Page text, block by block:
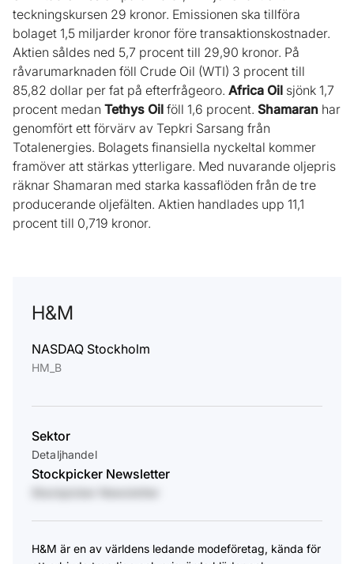
teckningskursen 29 kronor. Emissionen ska tillföra
bolaget 1,5 miljarder kronor före transaktionskostnader.
Aktien såldes ned 5,7 procent till 29,90 kronor. På
råvarumarknaden föll Crude Oil (WTI) 3 procent till
85,82 dollar per fat på efterfrågeoro. Africa Oil sjönk 1,7
procent medan Tethys Oil föll 1,6 procent. Shamaran har
genomfört ett förvärv av Tepkri Sarsang från
Totalenergies. Bolagets finansiella nyckeltal kommer
framöver att stärkas ytterligare. Med nuvarande oljepris
räknar Shamaran med starka kassaflöden från de tre
producerande oljefälten. Aktien handlades upp 11,1
procent till 0,719 kronor.
H&M
NASDAQ Stockholm
HM_B
Sektor
Detaljhandel
Stockpicker Newsletter
H&M är en av världens ledande modeföretag, kända för